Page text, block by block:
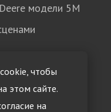
чтобы
этом сайте.
на
модели 5М